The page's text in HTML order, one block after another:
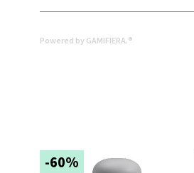
Powered by GAMIFIERA.®
-60%